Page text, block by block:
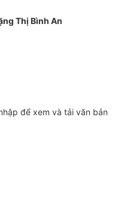
Thị Bình An
để xem và tải văn bản